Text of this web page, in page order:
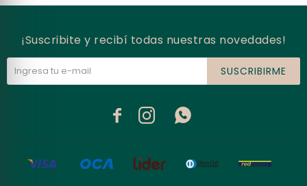
¡Suscribite y recibí todas nuestras novedades!
SUSCRIBIRME
  